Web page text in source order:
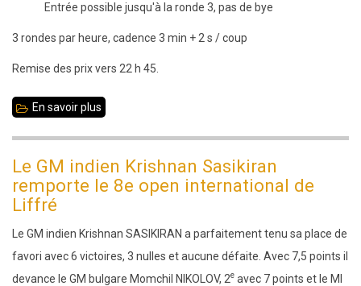
Entrée possible jusqu'à la ronde 3, pas de bye
3 rondes par heure, cadence 3 min + 2 s / coup
Remise des prix vers 22 h 45.
En savoir plus
octobre
homologué
Le GM indien Krishnan Sasikiran
remporte le 8e open international de
Liffré
Le GM indien Krishnan SASIKIRAN a parfaitement tenu sa place de
favori avec 6 victoires, 3 nulles et aucune défaite. Avec 7,5 points il
devance le GM bulgare Momchil NIKOLOV, 2e avec 7 points et le MI